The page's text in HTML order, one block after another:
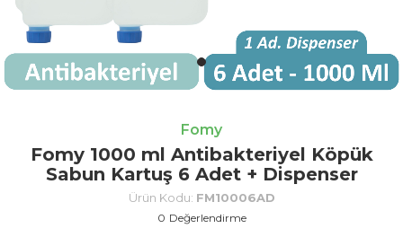
Fomy
Fomy 1000 ml Antibakteriyel Köpük
Sabun Kartuş 6 Adet + Dispenser
Ürün Kodu: FM10006AD
0 Değerlendirme